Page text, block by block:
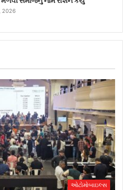
2026
ઓટોમોબાઇલ્સ